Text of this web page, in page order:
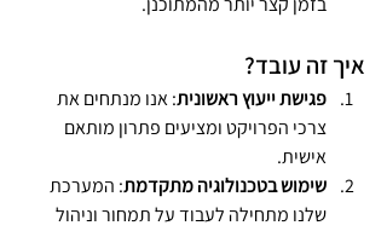
איך זה עובד?
פגישת ייעוץ ראשונית: אנו מנתחים את
צרכי הפרויקט ומציעים פתרון מותאם
אישית.
שימוש בטכנולוגיה מתקדמת: המערכת
שלנו מתחילה לעבוד על תמחור וניהול